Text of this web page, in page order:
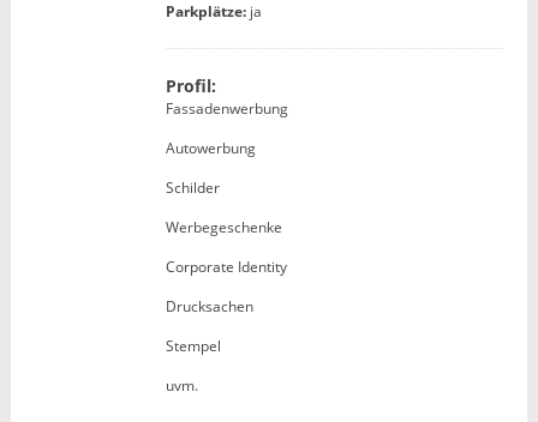
Parkplätze: ja
Profil:
Fassadenwerbung
Autowerbung
Schilder
Werbegeschenke
Corporate Identity
Drucksachen
Stempel
uvm.